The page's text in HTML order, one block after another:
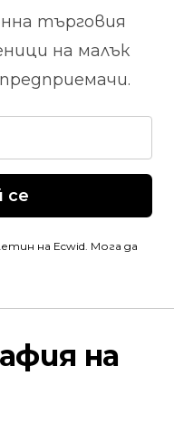
търговия
на малък
се
на Ecwid. Мога да
на